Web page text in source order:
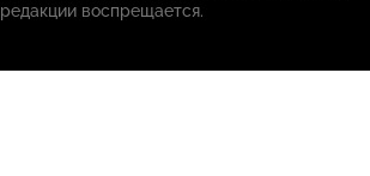
редакции воспрещается.